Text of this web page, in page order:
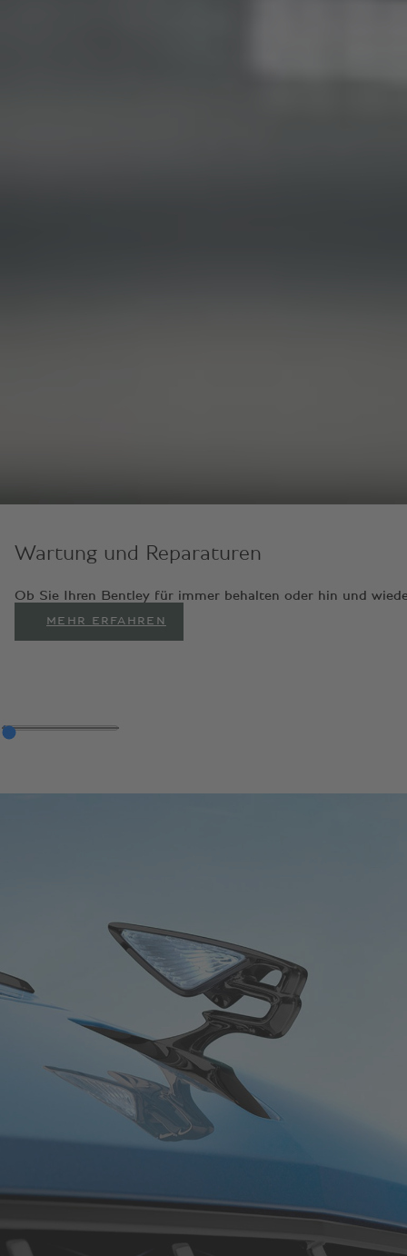
Wartung und Reparaturen
Ob Sie Ihren Bentley für immer behalten oder hin und
MEHR ERFAHREN